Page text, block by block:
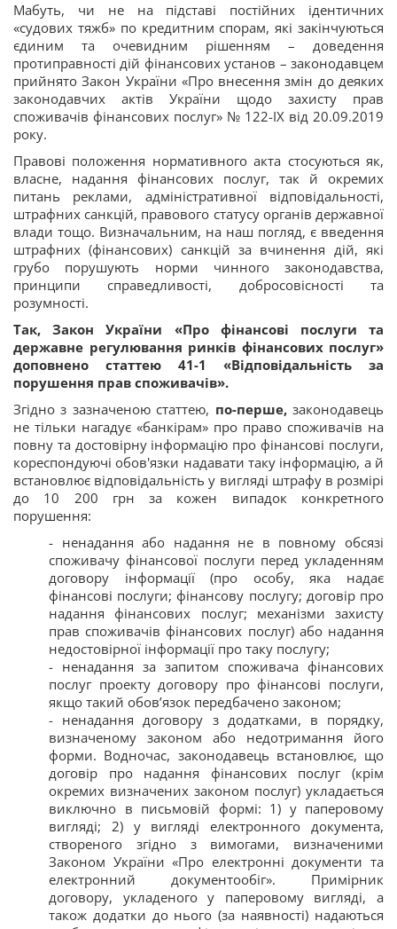
Мабуть, чи не на підставі постійних ідентичних
«судових тяжб» по кредитним спорам, які закінчуються
єдиним та очевидним рішенням – доведення
протиправності дій фінансових установ – законодавцем
прийнято Закон України «Про внесення змін до деяких
законодавчих актів України щодо захисту прав
споживачів фінансових послуг» № 122-ІХ від 20.09.2019
року.
Правові положення нормативного акта стосуються як,
власне, надання фінансових послуг, так й окремих
питань реклами, адміністративної відповідальності,
штрафних санкцій, правового статусу органів державної
влади тощо. Визначальним, на наш погляд, є введення
штрафних (фінансових) санкцій за вчинення дій, які
грубо порушують норми чинного законодавства,
принципи справедливості, добросовісності та
розумності.
Так, Закон України «Про фінансові послуги та
державне регулювання ринків фінансових послуг»
доповнено статтею 41-1 «Відповідальність за
порушення прав споживачів».
Згідно з зазначеною статтею, по-перше,законодавець
не тільки нагадує «банкірам» про право споживачів на
повну та достовірну інформацію про фінансові послуги,
кореспондуючі обов'язки надавати таку інформацію, а й
встановлює відповідальність у вигляді штрафу в розмірі
до 10 200 грн за кожен випадок конкретного
порушення:
- ненадання або надання не в повному обсязі
споживачу фінансової послуги перед укладенням
договору інформації (про особу, яка надає
фінансові послуги; фінансову послугу; договір про
надання фінансових послуг; механізми захисту
прав споживачів фінансових послуг) або надання
недостовірної інформації про таку послугу;
- ненадання за запитом споживача фінансових
послуг проекту договору про фінансові послуги,
якщо такий обов’язок передбачено законом;
- ненадання договору з додатками, в порядку,
визначеному законом або недотримання його
форми. Водночас, законодавець встановлює, що
договір про надання фінансових послуг (крім
окремих визначених законом послуг) укладається
виключно в письмовій формі: 1) у паперовому
вигляді; 2) у вигляді електронного документа,
створеного згідно з вимогами, визначеними
Законом України «Про електронні документи та
електронний документообіг». Примірник
договору, укладеного у паперовому вигляді, а
також додатки до нього (за наявності) надаються